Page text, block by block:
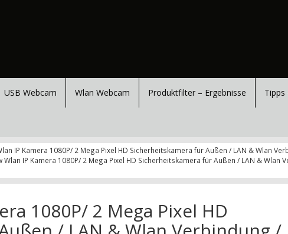
USB Webcam Wlan Webcam Produktfilter – Ergebnisse Tipps
IP Kamera 1080P/ 2 Mega Pixel HD Sicherheitskamera für Außen / LAN & Wlan
IP Kamera 1080P/ 2 Mega Pixel HD Sicherheitskamera für Außen / LAN &
1080P/ 2 Mega Pixel HD